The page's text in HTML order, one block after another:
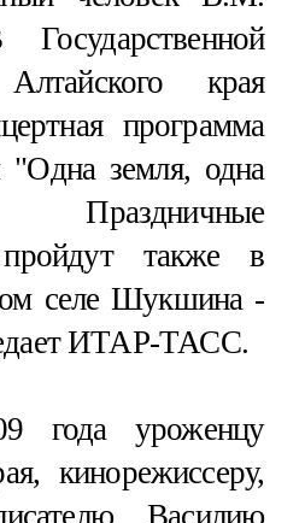
края
программа
"Одна земля, одна
пройдут также в
селе Шукшина -
ИТАР-ТАСС.
года уроженцу
кинорежиссеру,
Василию